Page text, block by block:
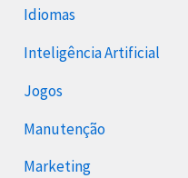
Idiomas
Inteligência Artificial
Jogos
Manutenção
Marketing